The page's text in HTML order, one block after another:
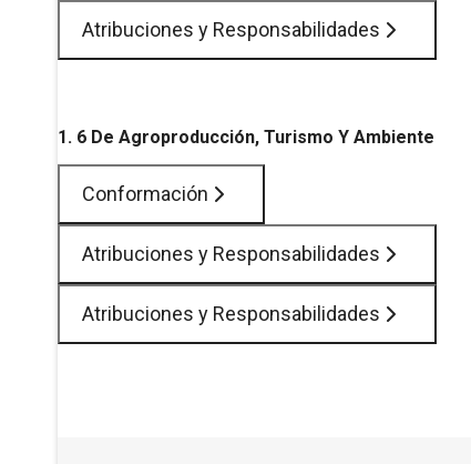
Atribuciones y Responsabilidades
1. 6 De Agroproducción, Turismo Y Ambiente
Conformación
Atribuciones y Responsabilidades
Atribuciones y Responsabilidades